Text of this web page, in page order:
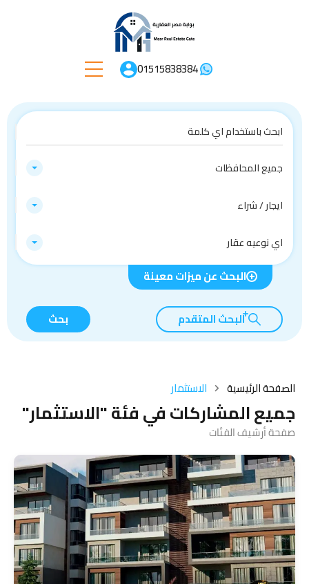
01515838384
جميع المحافظات
ايجار / شراء
اي نوعيه عقار
البحث عن ميزات معينة
البحث المتقدم بحث
الصفحة الرئيسية الاستثمار
جميع المشاركات في فئة "الاستثمار"
صفحة أرشيف الفئات